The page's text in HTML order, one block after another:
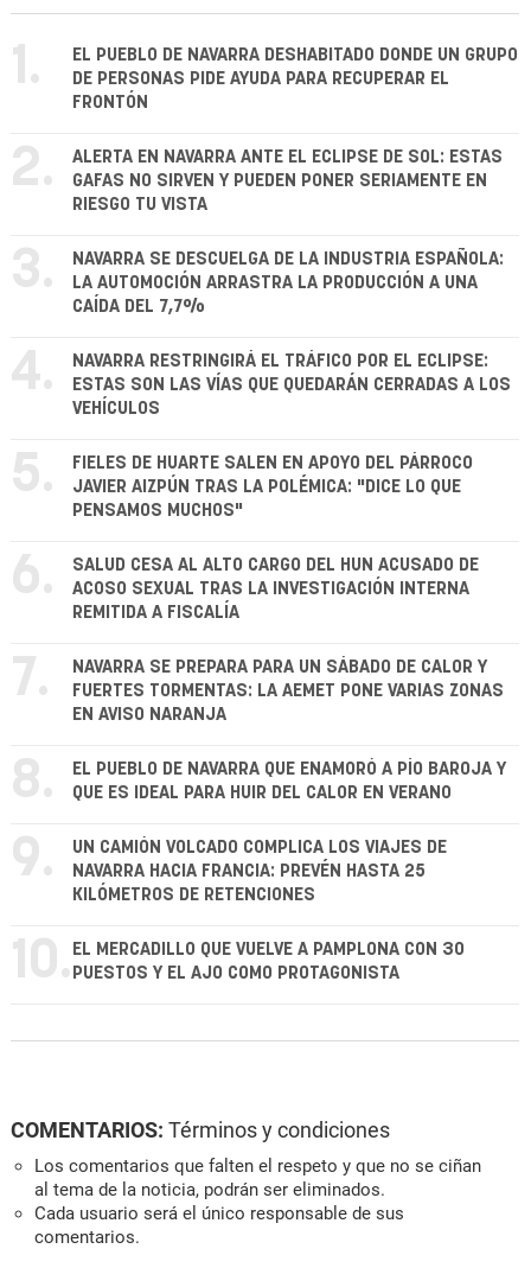
1.
EL PUEBLO DE NAVARRA DESHABITADO DONDE UN GRUPO
DE PERSONAS PIDE AYUDA PARA RECUPERAR EL
FRONTÓN
2.
ALERTA EN NAVARRA ANTE EL ECLIPSE DE SOL: ESTAS
GAFAS NO SIRVEN Y PUEDEN PONER SERIAMENTE EN
RIESGO TU VISTA
3.
NAVARRA SE DESCUELGA DE LA INDUSTRIA ESPAÑOLA:
LA AUTOMOCIÓN ARRASTRA LA PRODUCCIÓN A UNA
CAÍDA DEL 7,7%
4.
NAVARRA RESTRINGIRÁ EL TRÁFICO POR EL ECLIPSE:
ESTAS SON LAS VÍAS QUE QUEDARÁN CERRADAS A LOS
VEHÍCULOS
5.
FIELES DE HUARTE SALEN EN APOYO DEL PÁRROCO
JAVIER AIZPÚN TRAS LA POLÉMICA: "DICE LO QUE
PENSAMOS MUCHOS"
6.
SALUD CESA AL ALTO CARGO DEL HUN ACUSADO DE
ACOSO SEXUAL TRAS LA INVESTIGACIÓN INTERNA
REMITIDA A FISCALÍA
7.
NAVARRA SE PREPARA PARA UN SÁBADO DE CALOR Y
FUERTES TORMENTAS: LA AEMET PONE VARIAS ZONAS
EN AVISO NARANJA
8.
EL PUEBLO DE NAVARRA QUE ENAMORÓ A PÍO BAROJA Y
QUE ES IDEAL PARA HUIR DEL CALOR EN VERANO
9.
UN CAMIÓN VOLCADO COMPLICA LOS VIAJES DE
NAVARRA HACIA FRANCIA: PREVÉN HASTA 25
KILÓMETROS DE RETENCIONES
10. EL MERCADILLO QUE VUELVE A PAMPLONA CON 30
PUESTOS Y EL AJO COMO PROTAGONISTA
COMENTARIOS: Términos y condiciones
Los comentarios que falten el respeto y que no se ciñan
al tema de la noticia, podrán ser eliminados.
Cada usuario será el único responsable de sus
comentarios.